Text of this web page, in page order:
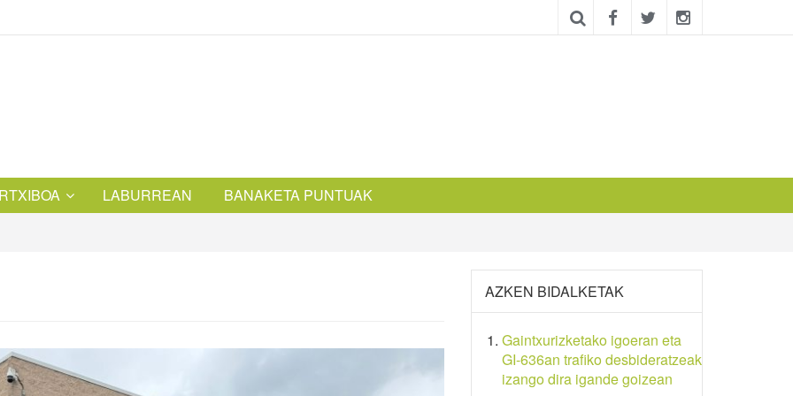
LABURREAN BANAKETA PUNTUAK
AZKEN BIDALKETAK
Gaintxurizketako igoeran eta
GI-636an trafiko desbideratzeak
izango dira igande goizean